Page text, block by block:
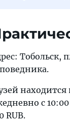
Тобольск,
находится
с
RUB.